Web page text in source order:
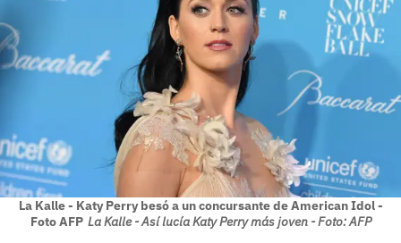
La Kalle - Katy Perry besó a un concursante de American Idol -
Foto AFP La Kalle - Así lucía Katy Perry más joven - Foto: AFP